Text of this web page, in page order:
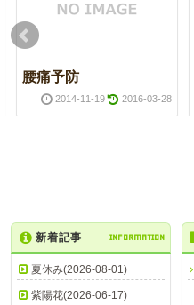
腰痛予防
2014-11-19 2016-03-28
新着記事 INFORMATION
夏休み(2026-08-01)
紫陽花(2026-06-17)